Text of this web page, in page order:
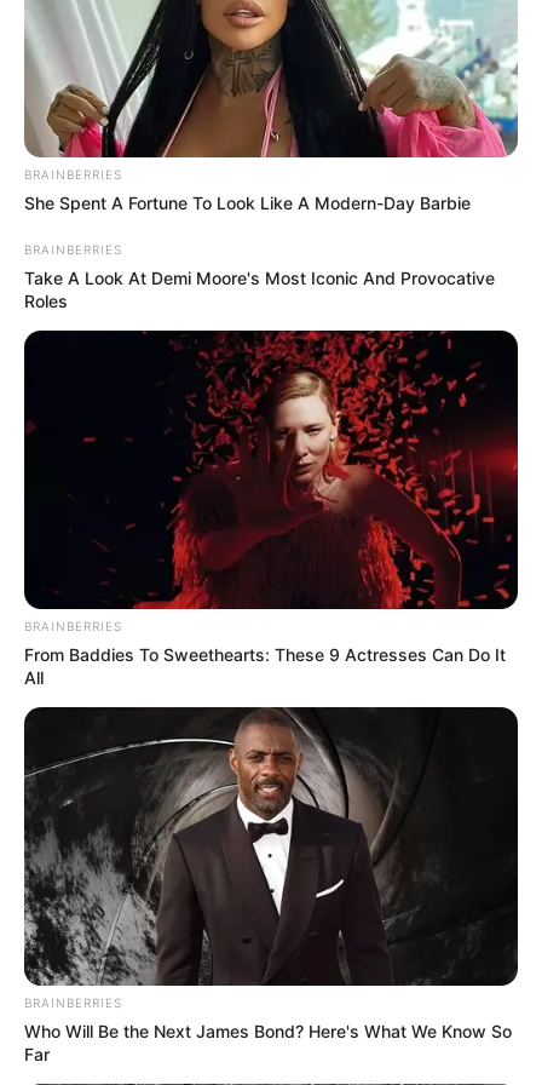
Unter Umständen ergibt diese Suche allerdings kein
Resultat.
Alternativ Onlinestadtplan in Deutschland suchen:
Auswahl von touristischen Informationen über
Hier geht es zu unsererUmkreissuche für Hamburg
Kinderausflugszielen ,Möglichkeiten für den
,Ausflugszielen für Behinderte ,
,Zooparks und Tierparkssowie
Bademöglichkeiten. Außerdem gibt es
Veranstaltungstipps für Hamburg
Ferienwohnungen, Ferienhäuser und Unterkünfte gibt
es unterwww.tourist-online.de
Tourismusinformationen über die Bundesländer in
BRAINBERRIES
She Spent A Fortune To Look Like A Modern-Day Barbie
BRAINBERRIES
Take A Look At Demi Moore's Most Iconic And Provocative
Roles
BRAINBERRIES
From Baddies To Sweethearts: These 9 Actresses Can Do It
All
BRAINBERRIES
Who Will Be the Next James Bond? Here's What We Know So
Far